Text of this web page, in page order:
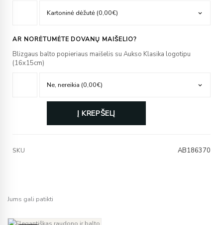
AR NORĖTUMĖTE DOVANŲ MAIŠELIO?
Blizgaus balto popieriaus maišelis su Aukso Klasika logotipu
(16x15cm)
Į KREPŠELĮ
SKU AB186370
Jums gali patikti